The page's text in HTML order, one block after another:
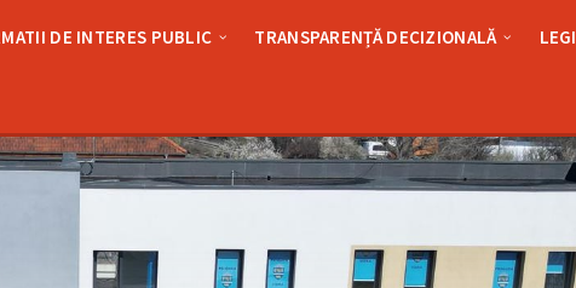
DE INTERES PUBLIC TRANSPARENȚĂ DECIZIONALĂ